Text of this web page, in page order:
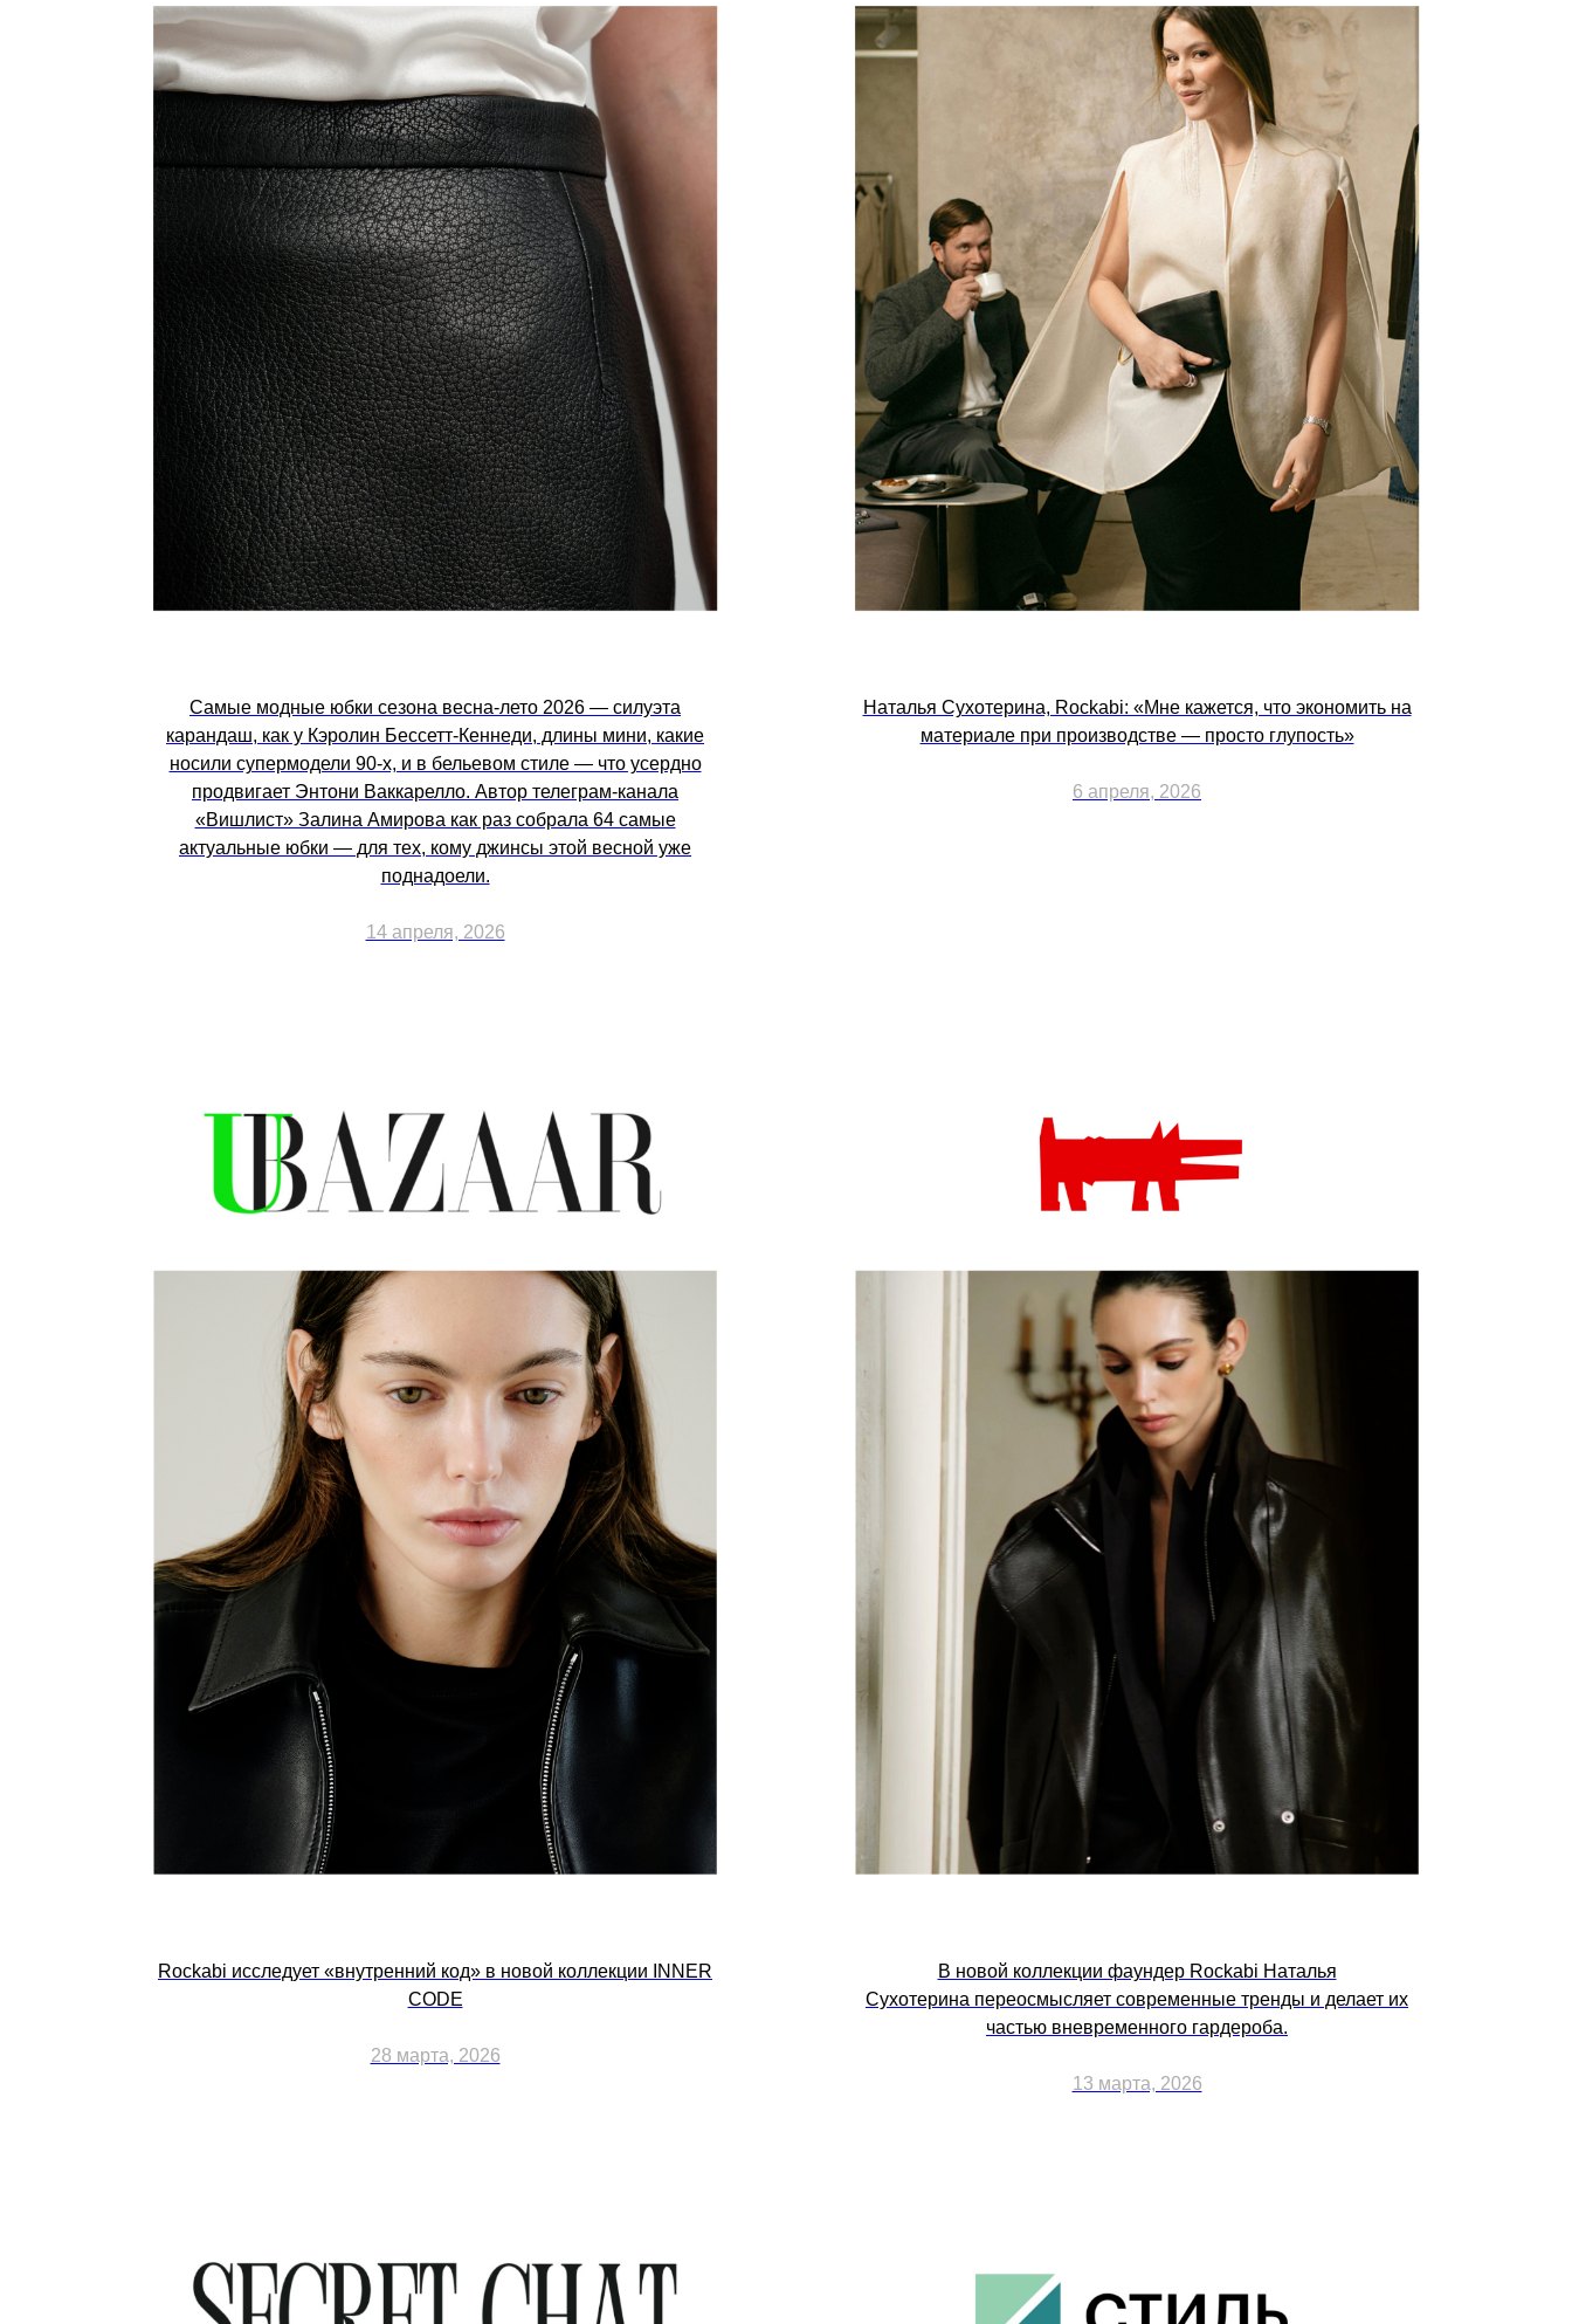
Самые модные юбки сезона весна-лето 2026 — силуэта
карандаш, как у Кэролин Бессетт-Кеннеди, длины мини, какие
носили супермодели 90-х, и в бельевом стиле — что усердно
продвигает Энтони Ваккарелло. Автор телеграм-канала
«Вишлист» Залина Амирова как раз собрала 64 самые
актуальные юбки — для тех, кому джинсы этой весной уже
поднадоели.
14 апреля, 2026
Наталья Сухотерина, Rockabi: «Мне кажется, что экономить на
материале при производстве — просто глупость»
6 апреля, 2026
Rockabi исследует «внутренний код» в новой коллекции INNER
CODE
28 марта, 2026
В новой коллекции фаундер Rockabi Наталья
Сухотерина переосмысляет современные тренды и делает их
частью вневременного гардероба.
13 марта, 2026